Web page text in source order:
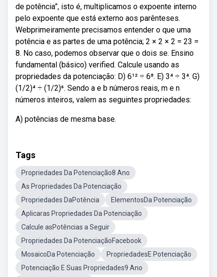
de potência”, isto é, multiplicamos o expoente interno
pelo expoente que está externo aos parênteses.
Webprimeiramente precisamos entender o que uma
potência e as partes de uma potência; 2 × 2 × 2 = 23 =
8. No caso, podemos observar que o dois se. Ensino
fundamental (básico) verified. Calcule usando as
propriedades da potenciação: D) 6¹² ÷ 6⁸. E) 3⁴ ÷ 3⁴. G)
(1/2)⁴ ÷ (1/2)⁶. Sendo a e b números reais, m e n
números inteiros, valem as seguintes propriedades:
A) potências de mesma base.
Tags
Propriedades Da Potenciação8 Ano
As Propriedades Da Potenciação
Propriedades DaPotência
ElementosDa Potenciação
Aplicaras Propriedades Da Potenciação
Calcule asPotências a Seguir
Propriedades Da PotenciaçãoFacebook
MosaicoDa Potenciação
PropriedadesE Potenciação
Potenciação E Suas Propriedades9 Ano